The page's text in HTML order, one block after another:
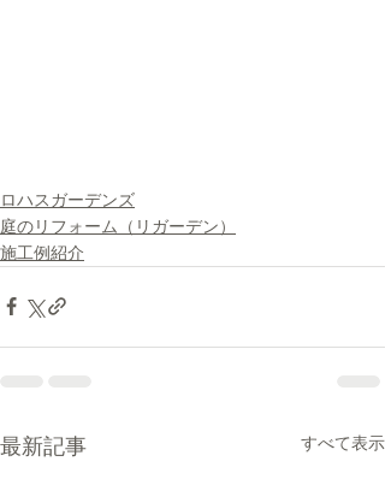
ロハスガーデンズ
庭のリフォーム（リガーデン）
施工例紹介
最新記事 すべて表示